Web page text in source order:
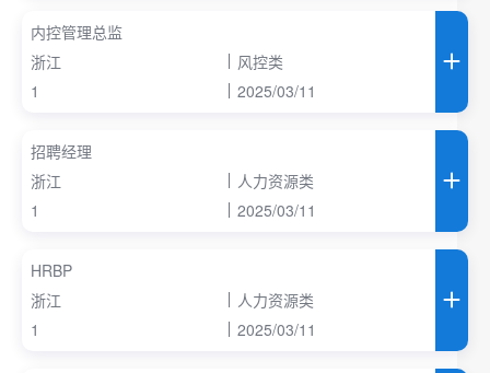
内控管理总监
浙江
风控类
1
2025/03/11
招聘经理
浙江
人力资源类
1
2025/03/11
HRBP
浙江
人力资源类
1
2025/03/11